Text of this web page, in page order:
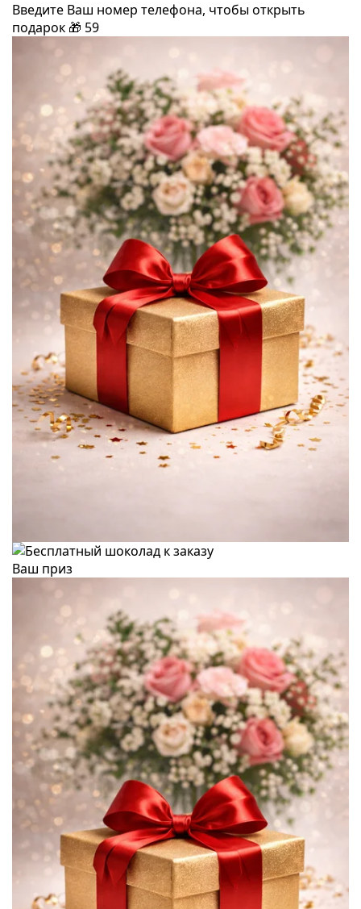
Введите Ваш номер телефона, чтобы открыть
подарок 🎁 59
Ваш приз